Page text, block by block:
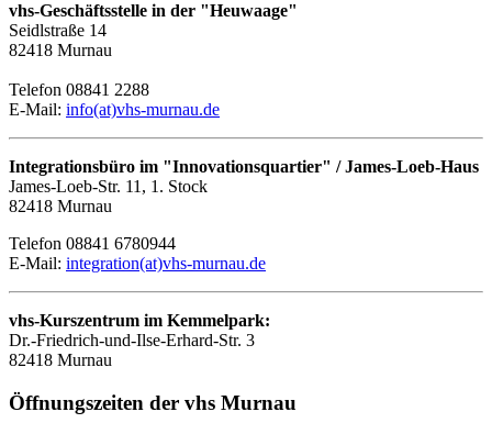
vhs-Geschäftsstelle in der "Heuwaage"
Seidlstraße 14
82418 Murnau
Telefon 08841 2288
E-Mail: info(at)vhs-murnau.de
Integrationsbüro im "Innovationsquartier" / James-Loeb-Haus
James-Loeb-Str. 11, 1. Stock
82418 Murnau
Telefon 08841 6780944
E-Mail: integration(at)vhs-murnau.de
vhs-Kurszentrum im Kemmelpark:
Dr.-Friedrich-und-Ilse-Erhard-Str. 3
82418 Murnau
Öffnungszeiten der vhs Murnau